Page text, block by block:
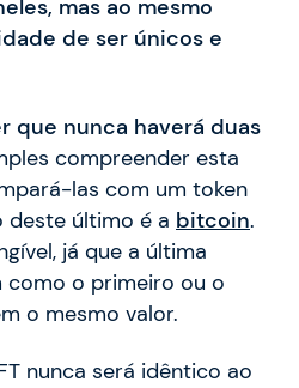
mas ao mesmo
de ser únicos e
que nunca haverá duas
compreender esta
las com um token
deste último é a bitcoin.
já que a última
como o primeiro ou o
o mesmo valor.
nunca será idêntico ao